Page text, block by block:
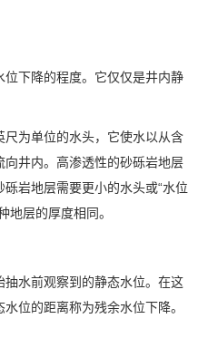
下降的程度。它仅仅是井内静
为单位的水头，它使水以从含
井内。高渗透性的砂砾岩地层
岩地层需要更小的水头或“水位
层的厚度相同。
水前观察到的静态水位。在这
位的距离称为残余水位下降。